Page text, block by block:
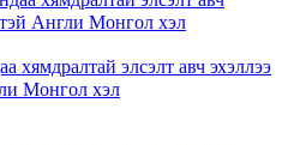
хямдралтай элсэлт авч эхэллээ
Монгол хэл